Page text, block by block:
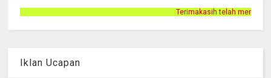
Terimakasih telah mengunjungi halaman
Iklan Ucapan